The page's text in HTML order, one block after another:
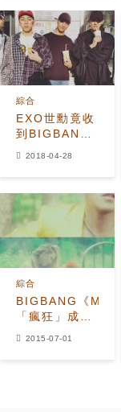
的情感重聚
EXO世勳竟收
到BIGBANG
橋樑
綜合
2018-04-28
BIGBANG《
「瘋狂」成績
綜合
2015-07-01